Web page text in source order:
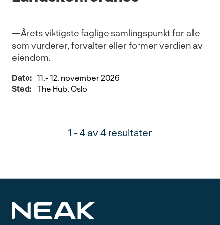
—Årets viktigste faglige samlingspunkt for alle
som vurderer, forvalter eller former verdien av
eiendom.
Dato: 11.- 12. november 2026
Sted: The Hub, Oslo
1 - 4 av 4 resultater